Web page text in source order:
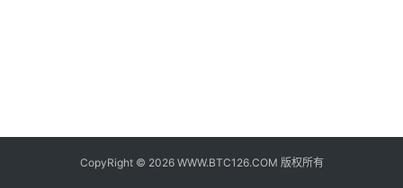
地
CopyRight © 2026 WWW.BTC126.COM 版权所有